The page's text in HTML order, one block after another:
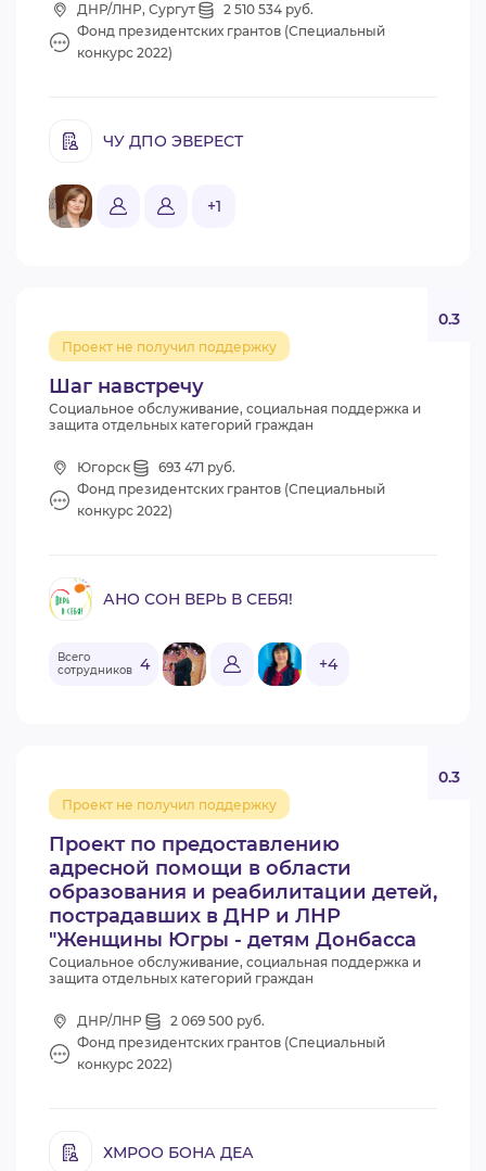
ДНР/ЛНР, Сургут
2 510 534 руб.
Фонд президентских грантов (Специальный
конкурс 2022)
ЧУ ДПО ЭВЕРЕСТ
+1
Шаг навстречу
Проект не получил поддержку
0.3
Социальное обслуживание, социальная поддержка и
защита отдельных категорий граждан
Югорск
693 471 руб.
Фонд президентских грантов (Специальный
конкурс 2022)
АНО СОН ВЕРЬ В СЕБЯ!
Всего
сотрудников 4 +4
Проект по предоставлению
адресной помощи в области
образования и реабилитации детей,
пострадавших в ДНР и ЛНР
"Женщины Югры - детям Донбасса
Проект не получил поддержку
0.3
Социальное обслуживание, социальная поддержка и
защита отдельных категорий граждан
ДНР/ЛНР
2 069 500 руб.
Фонд президентских грантов (Специальный
конкурс 2022)
ХМРОО БОНА ДЕА